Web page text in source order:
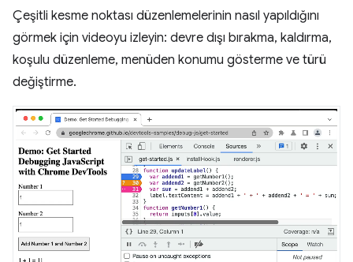
Çeşitli kesme noktası düzenlemelerinin nasıl yapıldığını
görmek için videoyu izleyin: devre dışı bırakma, kaldırma,
koşulu düzenleme, menüden konumu gösterme ve türü
değiştirme.